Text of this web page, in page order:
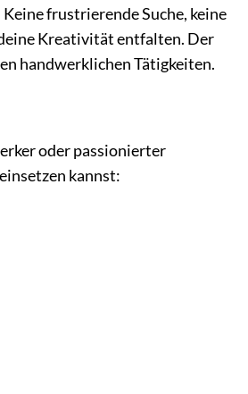
frustrierende Suche, keine
Kreativität entfalten. Der
handwerklichen Tätigkeiten.
oder passionierter
kannst: